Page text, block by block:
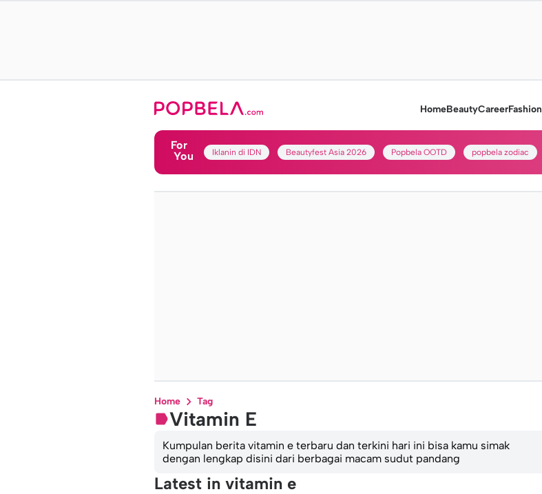
HomeBeautyCareerFashion
For
You
Iklanin di IDN Beautyfest Asia 2026 Popbela OOTD popbela zodiac
Home Tag
Vitamin E
Kumpulan berita vitamin e terbaru dan terkini hari ini bisa kamu simak
dengan lengkap disini dari berbagai macam sudut pandang
Latest in vitamin e